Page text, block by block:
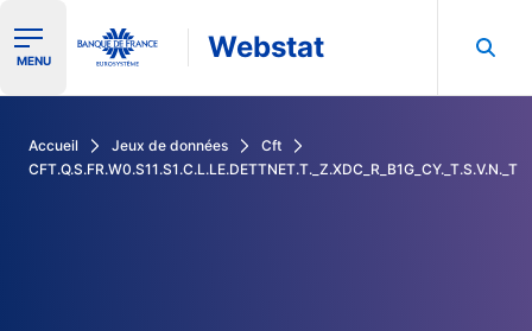
Ouvrir le menu de navigation
MENU Webstat
Accueil Jeux de données
Cft
CFT.Q.S.FR.W0.S11.S1.C.L.LE.DETTNET.T._Z.XDC_R_B1G_CY._T.S.V.N._T